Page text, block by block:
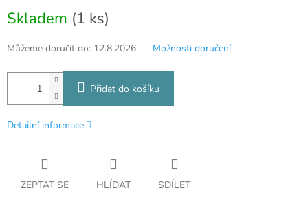
cena:
Skladem (1 ks)
Můžeme doručit do: 12.8.2026 Možnosti doručení
Přidat do košíku
Detailní informace
ZEPTAT SE HLÍDAT SDÍLET